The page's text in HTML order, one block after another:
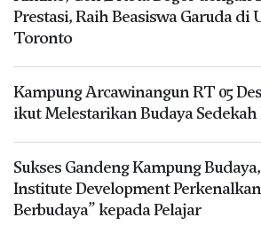
Prestasi, Raih Beasiswa Garuda di
Toronto
Kampung Arcawinangun RT 05
ikut Melestarikan Budaya
Sukses Gandeng Kampung
Institute Development
Berbudaya” kepada Pelajar